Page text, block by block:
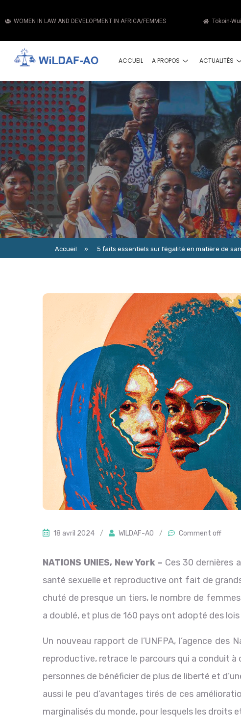
WOMEN IN LAW AND DEVELOPMENT IN AFRICA/FEMMES Tokoin-
ACCUEIL A PROPOS ACTUALITÉS
Accueil » 5 faits essentiels sur l’égalité en matière de
18 avril 2024 / WILDAF-AO / Comment off
NATIONS UNIES, New York – Ces 30 dernières
santé sexuelle et reproductive ont fait de
chuté de presque un tiers, le nombre de
a doublé, et plus de 160 pays ont adopté des
Un nouveau rapport de l’UNFPA, l’agence
reproductive, retrace le parcours qui a conduit à
personnes de bénéficier de plus de liberté et
aussi le peu d’avantages tirés de ces
marginalisés du monde, pour lesquels les droits